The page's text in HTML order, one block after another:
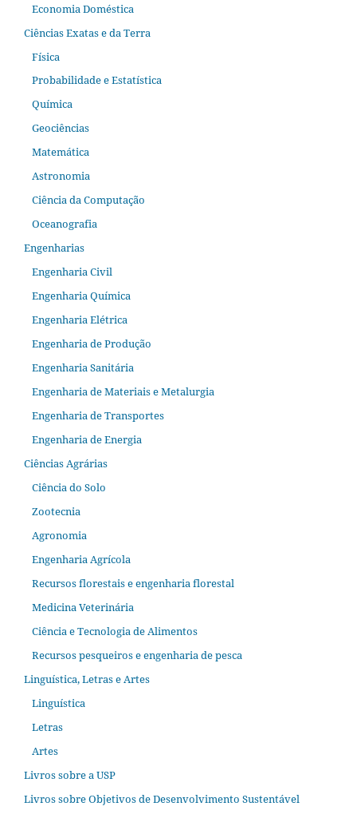
Economia Doméstica
Ciências Exatas e da Terra
Física
Probabilidade e Estatística
Química
Geociências
Matemática
Astronomia
Ciência da Computação
Oceanografia
Engenharias
Engenharia Civil
Engenharia Química
Engenharia Elétrica
Engenharia de Produção
Engenharia Sanitária
Engenharia de Materiais e Metalurgia
Engenharia de Transportes
Engenharia de Energia
Ciências Agrárias
Ciência do Solo
Zootecnia
Agronomia
Engenharia Agrícola
Recursos florestais e engenharia florestal
Medicina Veterinária
Ciência e Tecnologia de Alimentos
Recursos pesqueiros e engenharia de pesca
Linguística, Letras e Artes
Linguística
Letras
Artes
Livros sobre a USP
Livros sobre Objetivos de Desenvolvimento Sustentável